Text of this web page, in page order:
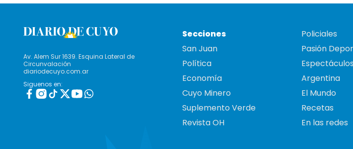
Av. Alem Sur 1639. Esquina Lateral de
Circunvalación
diariodecuyo.com.ar
Siguenos en:
Secciones
San Juan
Política
Economía
Cuyo Minero
Suplemento Verde
Revista OH
Policiales
Pasión
Argentina
El Mundo
Recetas
En las redes